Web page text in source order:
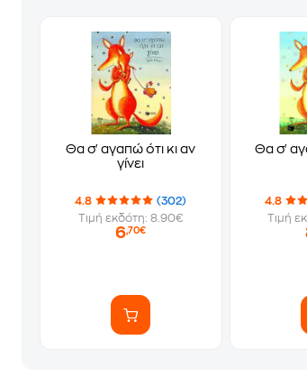
Θα σ' αγαπώ ότι κι αν
γίνει
4.8
(302)
Τιμή εκδότη: 8.90€
6,70€
Θα σ'
4.8
Τιμή